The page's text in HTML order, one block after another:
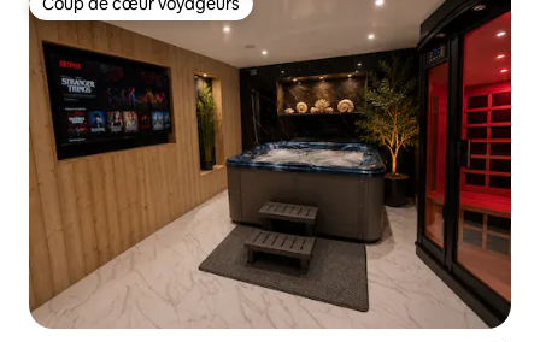
Coup de cœur voyageurs